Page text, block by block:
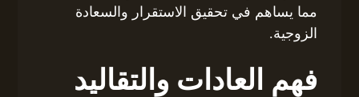
مما يساهم في تحقيق الاستقرار والسعادة
الزوجية.
فهم العادات والتقاليد